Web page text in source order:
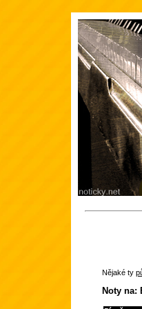
Nějaké ty
Noty na: